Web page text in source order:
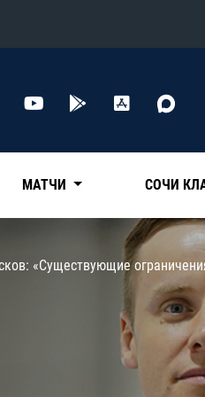
«Восток»
МАТЧИ СОЧИ
«Существующие